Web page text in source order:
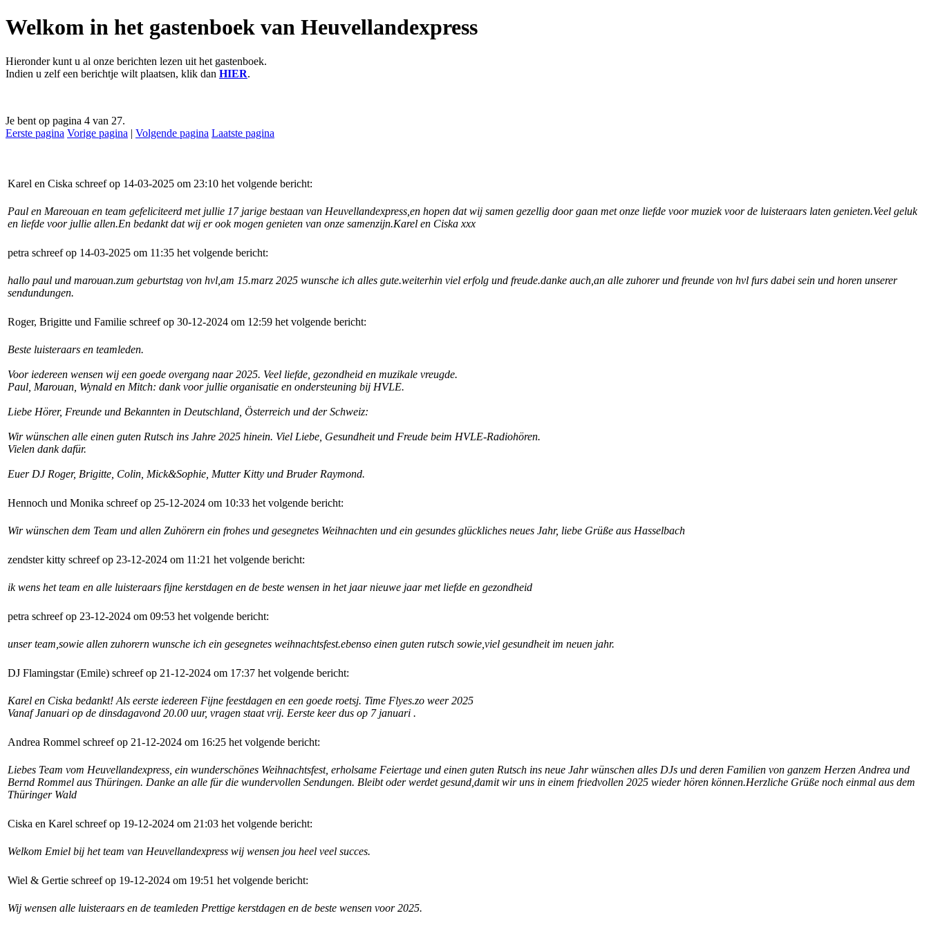
Welkom in het gastenboek van Heuvellandexpress
Hieronder kunt u al onze berichten lezen uit het gastenboek.
Indien u zelf een berichtje wilt plaatsen, klik dan HIER.
Je bent op pagina 4 van 27.
Eerste pagina Vorige pagina | Volgende pagina Laatste pagina
Karel en Ciska schreef op 14-03-2025 om 23:10 het volgende bericht:
Paul en Mareouan en team gefeliciteerd met jullie 17 jarige bestaan van Heuvellandexpress,en hopen dat wij samen gezellig door gaan met onze liefde voor muziek voor de luisteraars laten genieten.Veel geluk
en liefde voor jullie allen.En bedankt dat wij er ook mogen genieten van onze samenzijn.Karel en Ciska xxx
petra schreef op 14-03-2025 om 11:35 het volgende bericht:
hallo paul und marouan.zum geburtstag von hvl,am 15.marz 2025 wunsche ich alles gute.weiterhin viel erfolg und freude.danke auch,an alle zuhorer und freunde von hvl furs dabei sein und horen unserer
sendundungen.
Roger, Brigitte und Familie schreef op 30-12-2024 om 12:59 het volgende bericht:
Beste luisteraars en teamleden.
Voor iedereen wensen wij een goede overgang naar 2025. Veel liefde, gezondheid en muzikale vreugde.
Paul, Marouan, Wynald en Mitch: dank voor jullie organisatie en ondersteuning bij HVLE.
Liebe Hörer, Freunde und Bekannten in Deutschland, Österreich und der Schweiz:
Wir wünschen alle einen guten Rutsch ins Jahre 2025 hinein. Viel Liebe, Gesundheit und Freude beim HVLE-Radiohören.
Vielen dank dafür.
Euer DJ Roger, Brigitte, Colin, Mick&Sophie, Mutter Kitty und Bruder Raymond.
Hennoch und Monika schreef op 25-12-2024 om 10:33 het volgende bericht:
Wir wünschen dem Team und allen Zuhörern ein frohes und gesegnetes Weihnachten und ein gesundes glückliches neues Jahr, liebe Grüße aus Hasselbach
zendster kitty schreef op 23-12-2024 om 11:21 het volgende bericht:
ik wens het team en alle luisteraars fijne kerstdagen en de beste wensen in het jaar nieuwe jaar met liefde en gezondheid
petra schreef op 23-12-2024 om 09:53 het volgende bericht:
unser team,sowie allen zuhorern wunsche ich ein gesegnetes weihnachtsfest.ebenso einen guten rutsch sowie,viel gesundheit im neuen jahr.
DJ Flamingstar (Emile) schreef op 21-12-2024 om 17:37 het volgende bericht:
Karel en Ciska bedankt! Als eerste iedereen Fijne feestdagen en een goede roetsj. Time Flyes.zo weer 2025
Vanaf Januari op de dinsdagavond 20.00 uur, vragen staat vrij. Eerste keer dus op 7 januari .
Andrea Rommel schreef op 21-12-2024 om 16:25 het volgende bericht:
Liebes Team vom Heuvellandexpress, ein wunderschönes Weihnachtsfest, erholsame Feiertage und einen guten Rutsch ins neue Jahr wünschen alles DJs und deren Familien von ganzem Herzen Andrea und
Bernd Rommel aus Thüringen. Danke an alle für die wundervollen Sendungen. Bleibt oder werdet gesund,damit wir uns in einem friedvollen 2025 wieder hören können.Herzliche Grüße noch einmal aus dem
Thüringer Wald
Ciska en Karel schreef op 19-12-2024 om 21:03 het volgende bericht:
Welkom Emiel bij het team van Heuvellandexpress wij wensen jou heel veel succes.
Wiel & Gertie schreef op 19-12-2024 om 19:51 het volgende bericht:
Wij wensen alle luisteraars en de teamleden Prettige kerstdagen en de beste wensen voor 2025.